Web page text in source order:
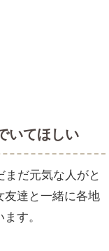
いてほしい
まだ元気な人がと
友達と一緒に各地
す。